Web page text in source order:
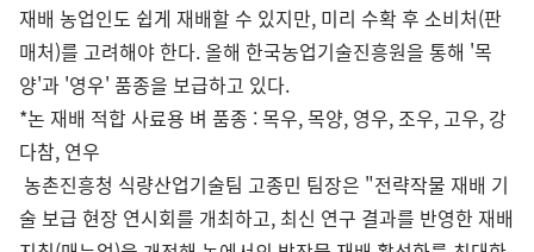
재배 농업인도 쉽게 재배할 수 있지만, 미리 수확 후 소비처(판
매처)를 고려해야 한다. 올해 한국농업기술진흥원을 통해 '목
양'과 '영우' 품종을 보급하고 있다.
*논 재배 적합 사료용 벼 품종 : 목우, 목양, 영우, 조우, 고우, 강
다참, 연우
농촌진흥청 식량산업기술팀 고종민 팀장은 "전략작물 재배 기
술 보급 현장 연시회를 개최하고, 최신 연구 결과를 반영한 재배